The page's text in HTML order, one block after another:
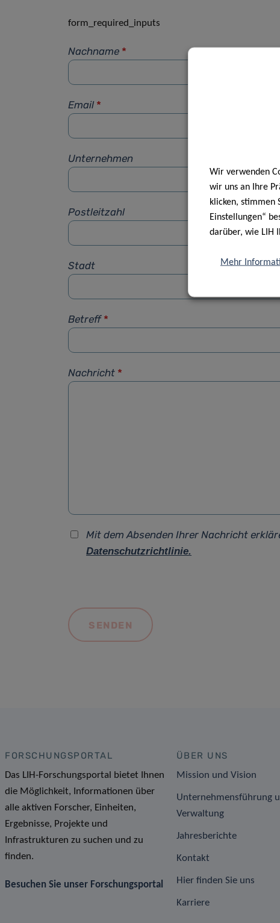
form_required_inputs
Nachname *
Email *
Unternehmen
Postleitzahl
Stadt
Betreff *
Nachricht *
Mit dem Absenden Ihrer Nachricht
Datenschutzrichtlinie.
FORSCHUNGSPORTAL
Das LIH-Forschungsportal bietet Ihnen
die Möglichkeit, Informationen über
alle aktiven Forscher, Einheiten,
Ergebnisse, Projekte und
Infrastrukturen zu suchen und zu
finden.
Besuchen Sie unser Forschungsportal
ÜBER UNS
Mission und Vision
Unternehmensführung
Verwaltung
Jahresberichte
Kontakt
Hier finden Sie uns
Karriere
Wir verwenden
wir uns an Ihre
klicken, stimmen
Einstellungen“
darüber, wie LIH
Mehr